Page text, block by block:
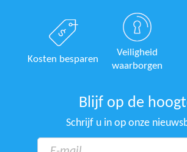
Kosten besparen
Veiligheid
waarborgen
Blijf op de
Schrijf u in op onze